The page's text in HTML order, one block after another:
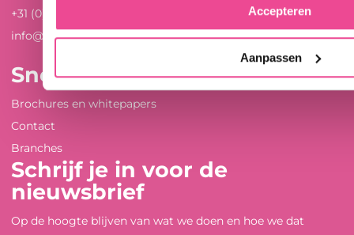
Accepteren
Aanpassen
+31 (0)547 289 410
info@lappset.nl
Snel naar ...
Brochures en whitepapers
Contact
Branches
Schrijf je in voor de
nieuwsbrief
Op de hoogte blijven van wat we doen en hoe we dat